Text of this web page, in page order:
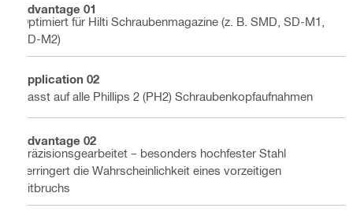
Advantage 01
Optimiert für Hilti Schraubenmagazine (z. B. SMD, SD-M1,
SD-M2)
Application 02
Passt auf alle Phillips 2 (PH2) Schraubenkopfaufnahmen
Advantage 02
Präzisionsgearbeitet – besonders hochfester Stahl
verringert die Wahrscheinlichkeit eines vorzeitigen
Bitbruchs